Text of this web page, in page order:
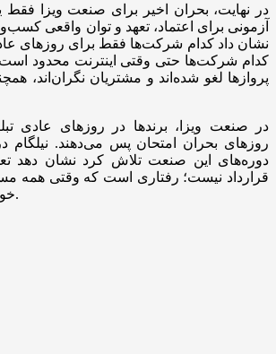
در نهایت، بحران اخیر برای صنعت ویزا
آزمونی برای اعتماد، تعهد و توان واقعی
نشان داد کدام شرکت‌ها فقط برای روزهای
کدام شرکت‌ها حتی وقتی اینترنت محدود
پروازها لغو شده‌اند و مشتریان نگران‌اند،
در صنعت ویزا، برندها در روزهای عادی
روزهای بحران امتحان پس می‌دهند. نیلگام
دوره‌های این صنعت تلاش کرد نشان دهد
قرارداد نیست؛ رفتاری است که وقتی همه
خودش را نشان می‌دهد.